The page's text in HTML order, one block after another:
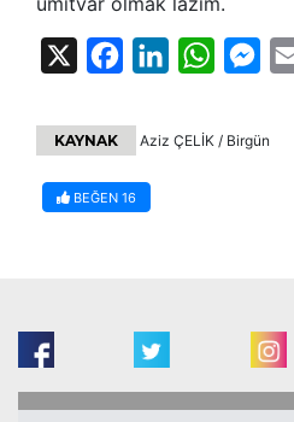
FacebookLinkedIn
KAYNAK Aziz ÇELİK / Birgün
BEĞEN 16